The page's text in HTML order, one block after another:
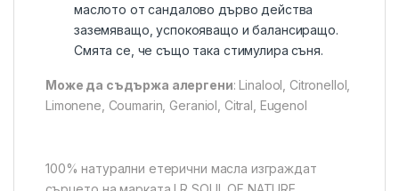
маслото от сандалово дърво действа
заземяващо, успокояващо и балансиращо.
Смята се, че също така стимулира съня.
Може да съдържа алергени: Linalool, Citronellol,
Limonene, Coumarin, Geraniol, Citral, Eugenol
100% натурални етерични масла изграждат